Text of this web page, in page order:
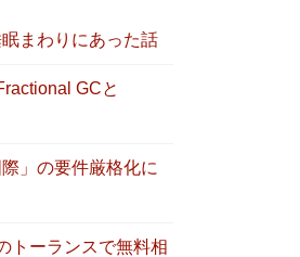
まわりにあった話
GCと
」の要件厳格化に
トーランスで無料相